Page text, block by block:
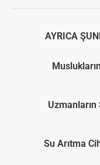
AYRICA
Uzmanların
Su Arıtma